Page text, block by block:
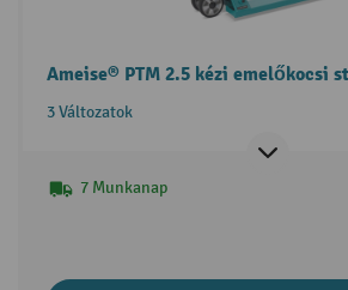
Ameise® PTM 2.5 kézi emelőkocsi
3 Változatok
7 Munkanap